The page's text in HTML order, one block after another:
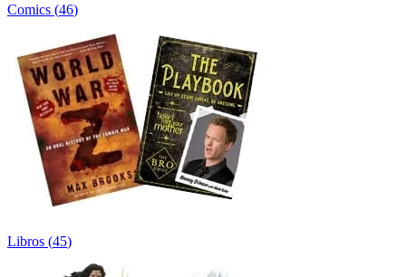
Comics (46)
Libros (45)